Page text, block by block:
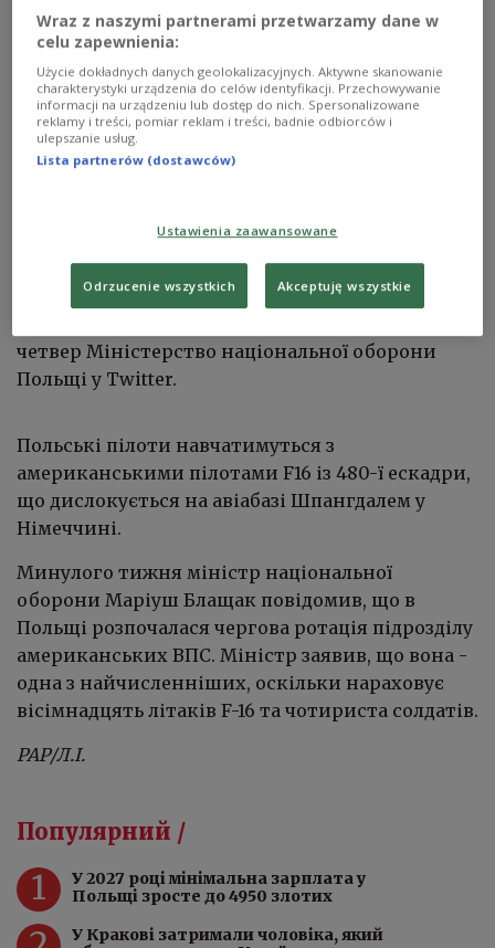
shutterstock.com/VanderWolf Images
У місцевості Ласк у центральній Польщі
розпочалися польсько-американські навчання
четвер Міністерство національної оборони
Польщі у Twitter.
Польські пілоти навчатимуться з
американськими пілотами F16 із 480-ї ескадри,
що дислокується на авіабазі Шпангдалем у
Німеччині.
Минулого тижня міністр національної
оборони Маріуш Блащак повідомив, що в
Польщі розпочалася чергова ротація підрозділу
американських ВПС. Міністр заявив, що вона -
одна з найчисленніших, оскільки нараховує
вісімнадцять літаків F-16 та чотириста солдатів.
РАР/Л.І.
Популярний /
1
У 2027 році мінімальна зарплата у
Польщі зросте до 4950 злотих
У Кракові затримали чоловіка, який
Wraz z naszymi partnerami przetwarzamy dane w
celu zapewnienia:
Użycie dokładnych danych geolokalizacyjnych. Aktywne skanowanie
charakterystyki urządzenia do celów identyfikacji. Przechowywanie
informacji na urządzeniu lub dostęp do nich. Spersonalizowane
reklamy i treści, pomiar reklam i treści, badnie odbiorców i
ulepszanie usług.
Lista partnerów (dostawców)
Ustawienia zaawansowane
Odrzucenie wszystkich Akceptuję wszystkie